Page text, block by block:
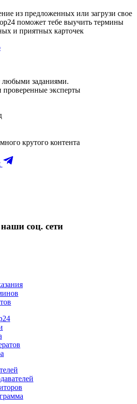
из предложенных или загрузи свое
поможет тебе выучить термины
и приятных карточек
любыми заданиями.
эксперты
крутого контента
соц. сети